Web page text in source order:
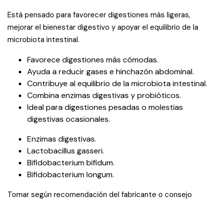
Está pensado para favorecer digestiones más ligeras,
mejorar el bienestar digestivo y apoyar el equilibrio de la
microbiota intestinal.
Favorece digestiones más cómodas.
Ayuda a reducir gases e hinchazón abdominal.
Contribuye al equilibrio de la microbiota intestinal.
Combina enzimas digestivas y probióticos.
Ideal para digestiones pesadas o molestias
digestivas ocasionales.
Enzimas digestivas.
Lactobacillus gasseri.
Bifidobacterium bifidum.
Bifidobacterium longum.
Tomar según recomendación del fabricante o consejo